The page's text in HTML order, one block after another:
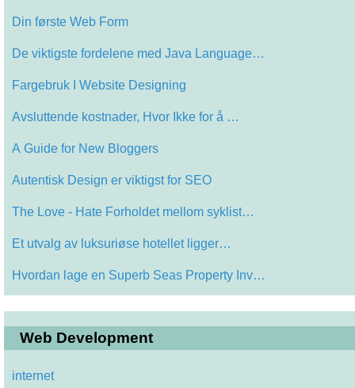
Din første Web Form
De viktigste fordelene med Java Language…
Fargebruk I Website Designing
Avsluttende kostnader, Hvor Ikke for å …
A Guide for New Bloggers
Autentisk Design er viktigst for SEO
The Love - Hate Forholdet mellom syklist…
Et utvalg av luksuriøse hotellet ligger…
Hvordan lage en Superb Seas Property Inv…
Web Development
internet